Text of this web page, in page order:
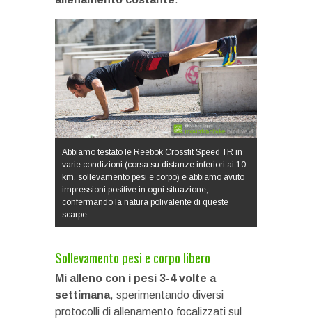
Abbiamo testato le Reebok Crossfit Speed TR in
varie condizioni (corsa su distanze inferiori ai 10
km, sollevamento pesi e corpo) e abbiamo avuto
impressioni positive in ogni situazione,
confermando la natura polivalente di queste
scarpe.
Sollevamento pesi e corpo libero
Mi alleno con i pesi 3-4 volte a
settimana, sperimentando diversi
protocolli di allenamento focalizzati sul